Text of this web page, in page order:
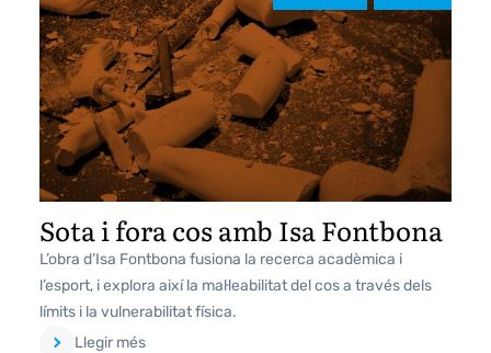
Sota i fora cos amb Isa Fontbona
L’obra d’Isa Fontbona fusiona la recerca acadèmica i
l’esport, i explora així la mal·leabilitat del cos a través dels
límits i la vulnerabilitat física.
Llegir més